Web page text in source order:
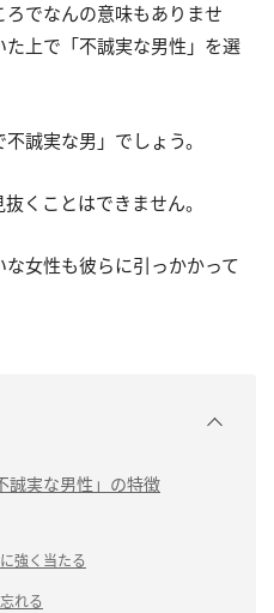
でなんの意味もありませ
上で「不誠実な男性」を選
誠実な男」でしょう。
くことはできません。
女性も彼らに引っかかって
誠実な男性」の特徴
強く当たる
れる